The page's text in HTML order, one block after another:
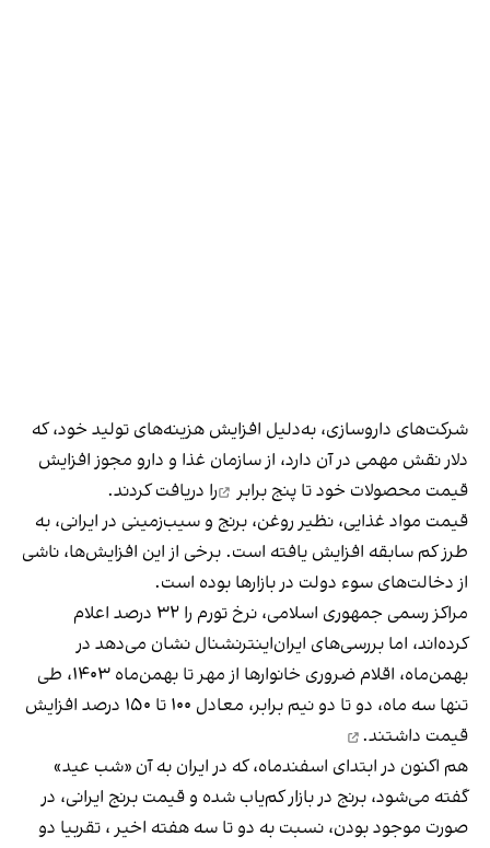
شرکت‌های داروسازی، به‌دلیل افزایش هزینه‌های تولید خود، که
دلار نقش مهمی در آن دارد، از سازمان غذا و دارو مجوز افزایش
قیمت محصولات خودتا پنج برابر
را دریافت کردند.
قیمت مواد غذایی، نظیر روغن، برنج و سیب‌زمینی در ایرانی، به
طرز کم سابقه افزایش یافته است. برخی از این افزایش‌ها، ناشی
از دخالت‌های سوء دولت در بازارها بوده است.
مراکز رسمی جمهوری اسلامی، نرخ تورم را ۳۲ درصد اعلام
کرده‌اند، اما بررسی‌های ایران‌اینترنشنال نشان می‌دهد در
بهمن‌ماه، اقلام ضروری خانوارها از مهر تا بهمن‌ماه ۱۴۰۳، طی
تنها سه ماه، دو تا دو نیم برابر، معادل ۱۰۰ تا ۱۵۰ درصد
افزایش
قیمت داشتند.
هم اکنون در ابتدای اسفند‌ماه، که در ایران به آن «شب عید»
گفته می‌شود، برنج در بازار کم‌یاب شده و قیمت برنج ایرانی، در
صورت موجود بودن، نسبت به دو تا سه هفته اخیر ، تقربیا دو